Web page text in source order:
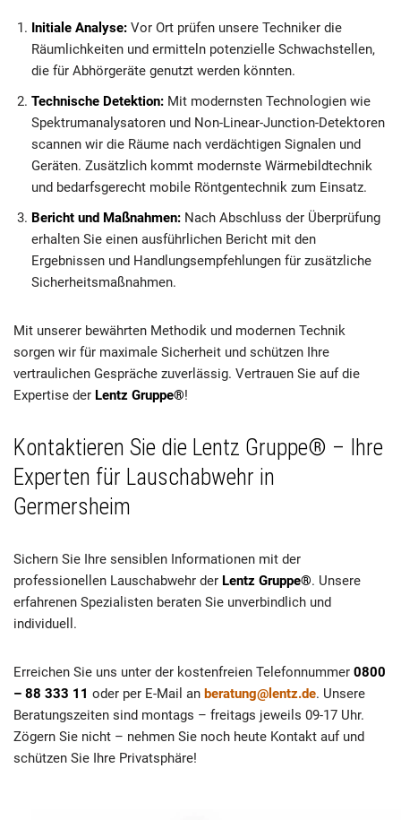
Initiale Analyse: Vor Ort prüfen unsere Techniker die
Räumlichkeiten und ermitteln potenzielle Schwachstellen,
die für Abhörgeräte genutzt werden könnten.
Technische Detektion: Mit modernsten Technologien wie
Spektrumanalysatoren und Non-Linear-Junction-Detektoren
scannen wir die Räume nach verdächtigen Signalen und
Geräten. Zusätzlich kommt modernste Wärmebildtechnik
und bedarfsgerecht mobile Röntgentechnik zum Einsatz.
Bericht und Maßnahmen: Nach Abschluss der Überprüfung
erhalten Sie einen ausführlichen Bericht mit den
Ergebnissen und Handlungsempfehlungen für zusätzliche
Sicherheitsmaßnahmen.
Mit unserer bewährten Methodik und modernen Technik
sorgen wir für maximale Sicherheit und schützen Ihre
vertraulichen Gespräche zuverlässig. Vertrauen Sie auf die
Expertise der Lentz Gruppe®!
Kontaktieren Sie die Lentz Gruppe® – Ihre
Experten für Lauschabwehr in
Germersheim
Sichern Sie Ihre sensiblen Informationen mit der
professionellen Lauschabwehr der Lentz Gruppe®. Unsere
erfahrenen Spezialisten beraten Sie unverbindlich und
individuell.
Erreichen Sie uns unter der kostenfreien Telefonnummer 0800
– 88 333 11 oder per E-Mail an beratung@lentz.de. Unsere
Beratungszeiten sind montags – freitags jeweils 09-17 Uhr.
Zögern Sie nicht – nehmen Sie noch heute Kontakt auf und
schützen Sie Ihre Privatsphäre!